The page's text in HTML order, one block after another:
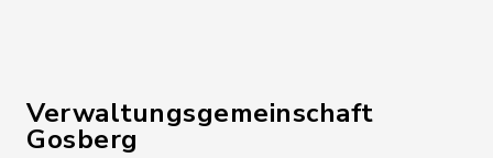
Verwaltungsgemeinschaft
Gosberg